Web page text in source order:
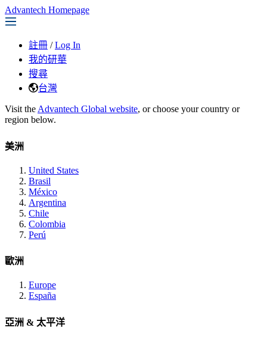
Advantech Homepage
註冊 / Log In
我的研華
搜尋
台灣
Visit the Advantech Global website, or choose your country or
region below.
美洲
United States
Brasil
México
Argentina
Chile
Colombia
Perú
歐洲
Europe
España
亞洲 & 太平洋